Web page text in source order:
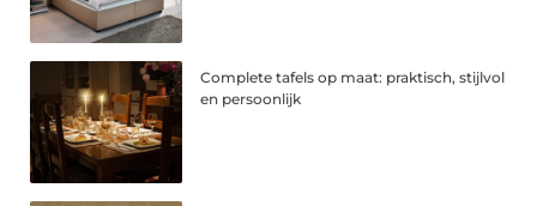
Complete tafels op maat: praktisch, stijlvol
en persoonlijk